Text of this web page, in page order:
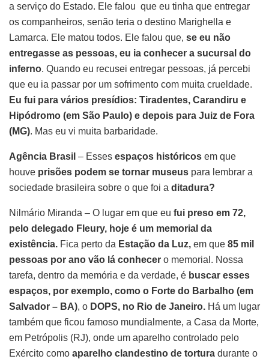
a serviço do Estado. Ele falou que eu tinha que entregar
os companheiros, senão teria o destino Marighella e
Lamarca. Ele matou todos. Ele falou que, se eu não
entregasse as pessoas, eu ia conhecer a sucursal do
inferno. Quando eu recusei entregar pessoas, já percebi
que eu ia passar por um sofrimento com muita crueldade.
Eu fui para vários presídios: Tiradentes, Carandiru e
Hipódromo (em São Paulo) e depois para Juiz de Fora
(MG). Mas eu vi muita barbaridade.
Agência Brasil – Esses espaços históricos em que
houve prisões podem se tornar museus para lembrar a
sociedade brasileira sobre o que foi a ditadura?
Nilmário Miranda – O lugar em que eu fui preso em 72,
pelo delegado Fleury, hoje é um memorial da
existência. Fica perto da Estação da Luz, em que 85 mil
pessoas por ano vão lá conhecer o memorial. Nossa
tarefa, dentro da memória e da verdade, é buscar esses
espaços, por exemplo, como o Forte do Barbalho (em
Salvador – BA), o DOPS, no Rio de Janeiro. Há um lugar
também que ficou famoso mundialmente, a Casa da Morte,
em Petrópolis (RJ), onde um aparelho controlado pelo
Exército como aparelho clandestino de tortura durante o